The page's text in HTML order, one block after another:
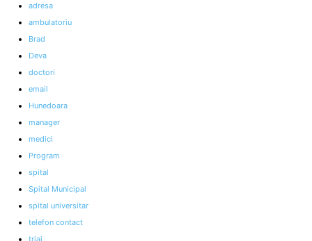
adresa
ambulatoriu
Brad
Deva
doctori
email
Hunedoara
manager
medici
Program
spital
Spital Municipal
spital universitar
telefon contact
triaj